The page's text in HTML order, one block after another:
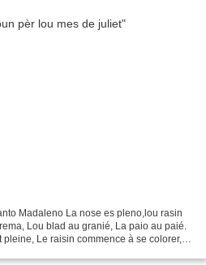
Madaleno La nose es pleno,lou rasin
Lou blad au granié, La paio au paié.
Le raisin commence à se colorer,